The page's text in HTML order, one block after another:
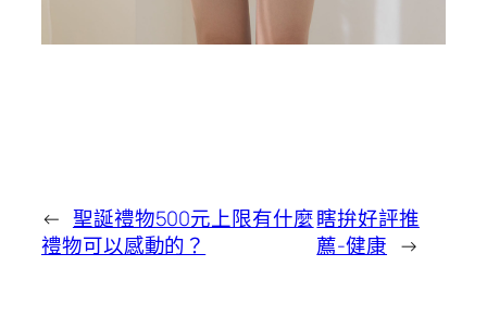
← 聖誕禮物500元上限有什麼
禮物可以感動的？
瞎拚好評推
薦-健康 →